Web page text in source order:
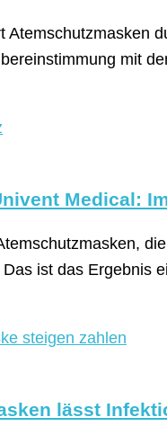
Atemschutzmasken
mit
Medical:
ist das Ergebnis
lässt